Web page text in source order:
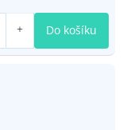
Do košíku